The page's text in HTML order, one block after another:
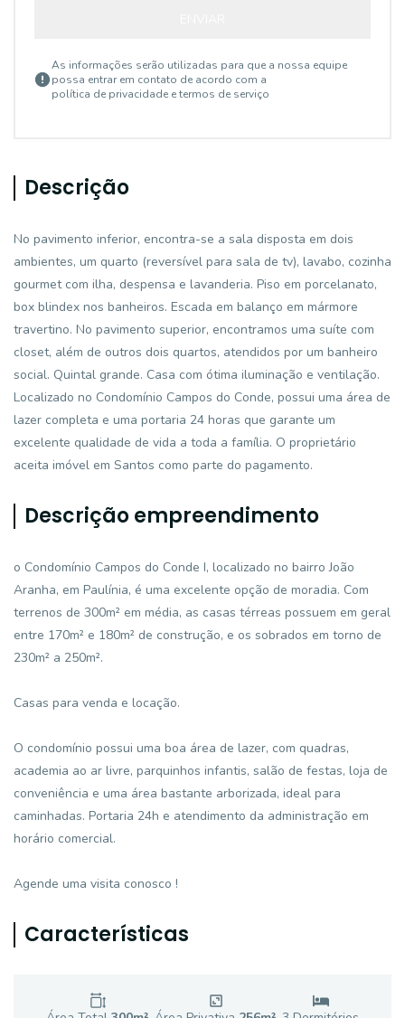
As informações serão utilizadas para que a nossa equipe
possa entrar em contato de acordo com a
política de privacidade e termos de serviço
Descrição
No pavimento inferior, encontra-se a sala disposta em dois
ambientes, um quarto (reversível para sala de tv), lavabo, cozinha
gourmet com ilha, despensa e lavanderia. Piso em porcelanato,
box blindex nos banheiros. Escada em balanço em mármore
travertino. No pavimento superior, encontramos uma suíte com
closet, além de outros dois quartos, atendidos por um banheiro
social. Quintal grande. Casa com ótima iluminação e ventilação.
Localizado no Condomínio Campos do Conde, possui uma área de
lazer completa e uma portaria 24 horas que garante um
excelente qualidade de vida a toda a família. O proprietário
aceita imóvel em Santos como parte do pagamento.
Descrição empreendimento
o Condomínio Campos do Conde I, localizado no bairro João
Aranha, em Paulínia, é uma excelente opção de moradia. Com
terrenos de 300m² em média, as casas térreas possuem em geral
entre 170m² e 180m² de construção, e os sobrados em torno de
230m² a 250m².
Casas para venda e locação.
O condomínio possui uma boa área de lazer, com quadras,
academia ao ar livre, parquinhos infantis, salão de festas, loja de
conveniência e uma área bastante arborizada, ideal para
caminhadas. Portaria 24h e atendimento da administração em
horário comercial.
Agende uma visita conosco !
Características